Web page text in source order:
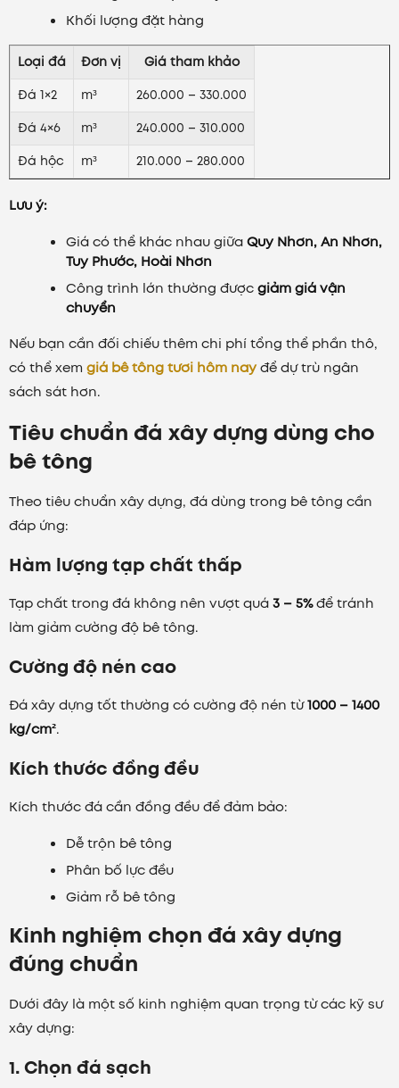
Khối lượng đặt hàng
Loại đá Đơn vị
Giá tham khảo
Đá 1×2
m³
260.000 – 330.000
Đá 4×6
m³
240.000 – 310.000
Đá hộc
m³ 210.000 – 280.000
Lưu ý:
Giá có thể khác nhau giữaQuy Nhơn, An Nhơn,
Tuy Phước, Hoài Nhơn
Công trình lớn thường đượcgiảm giá vận
chuyển
Nếu bạn cần đối chiếu thêm chi phí tổng thể phần thô,
có thể xem giá bê tông tươi hôm nayđể dự trù ngân
sách sát hơn.
Tiêu chuẩn đá xây dựng dùng cho
bê tông
Theo tiêu chuẩn xây dựng, đá dùng trong bê tông cần
đáp ứng:
Hàm lượng tạp chất thấp
Tạp chất trong đá không nên vượt quá3 – 5%để tránh
làm giảm cường độ bê tông.
Cường độ nén cao
Đá xây dựng tốt thường có cường độ nén từ1000 – 1400
kg/cm².
Kích thước đồng đều
Kích thước đá cần đồng đều để đảm bảo:
Dễ trộn bê tông
Phân bố lực đều
Giảm rỗ bê tông
Kinh nghiệm chọn đá xây dựng
đúng chuẩn
Dưới đây là một số kinh nghiệm quan trọng từ các kỹ sư
xây dựng:
1. Chọn đá sạch